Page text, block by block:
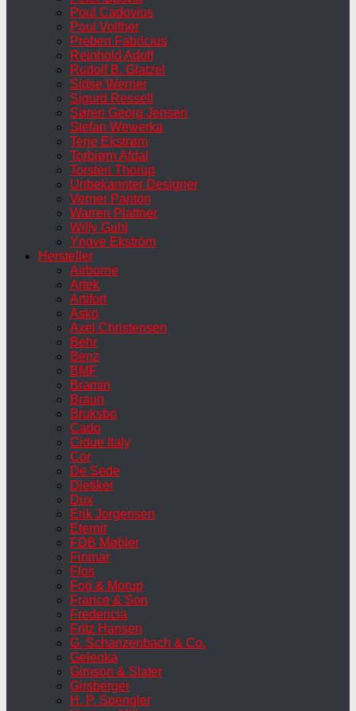
Poul Cadovius
Poul Volther
Preben Fabricius
Reinhold Adolf
Rudolf B. Glatzel
Sidse Werner
Sigurd Ressell
Søren Georg Jensen
Stefan Wewerka
Terje Ekstrøm
Torbjørn Afdal
Torsten Thorup
Unbekannter Designer
Verner Panton
Warren Plattner
Willy Guhl
Yngve Ekström
Hersteller
Airborne
Artek
Artifort
Asko
Axel Christensen
Behr
Benz
BMF
Bramin
Braun
Bruksbo
Cado
Cidue Italy
Cor
De Sede
Dietiker
Dux
Erik Jorgensen
Eternit
FDB Møbler
Finmar
Flos
Fog & Morup
France & Son
Fredericia
Fritz Hansen
G. Schanzenbach & Co.
Gelenka
Gimson & Slater
Girsberger
H. P. Spengler